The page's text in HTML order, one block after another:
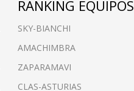
RANKING EQUIPOS
SKY-BIANCHI
AMACHIMBRA
ZAPARAMAVI
CLAS-ASTURIAS